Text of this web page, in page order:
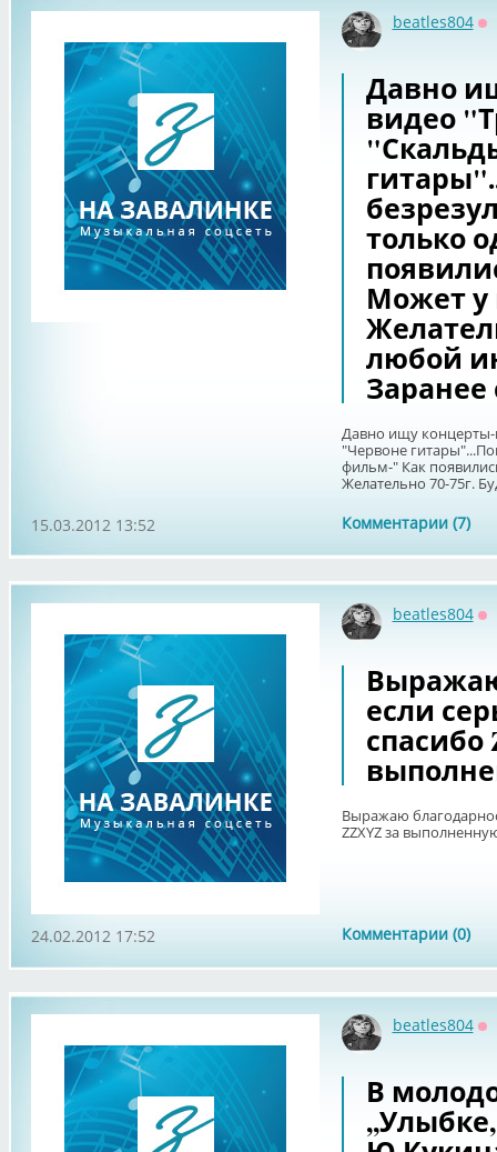
beatles804
Давно
видео
только
Может у
любой
Заранее
Давно ищу
"Червоне
фильм-" Как
Желательно 70-75г.
Комментарии (7)
15.03.2012 13:52
beatles804
если
спасибо
Выражаю
ZZXYZ за
Комментарии (0)
24.02.2012 17:52
beatles804
В